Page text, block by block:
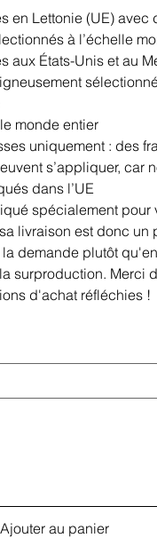
en Lettonie (UE) avec
à l’échelle
aux États-Unis et au
monde entier
uniquement : des
s’appliquer, car
dans l’UE
spécialement pour
livraison est donc un
demande plutôt
surproduction. Merci
d'achat réfléchies !
Ajouter au panier